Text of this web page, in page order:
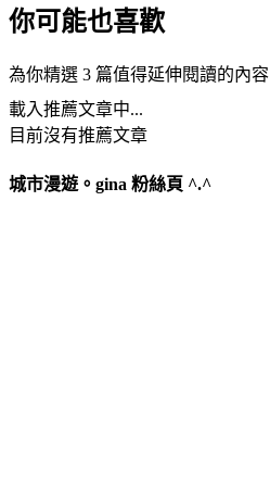
你可能也喜歡
為你精選 3 篇值得延伸閱讀的內容
載入推薦文章中...
目前沒有推薦文章
城市漫遊。gina 粉絲頁 ^.^